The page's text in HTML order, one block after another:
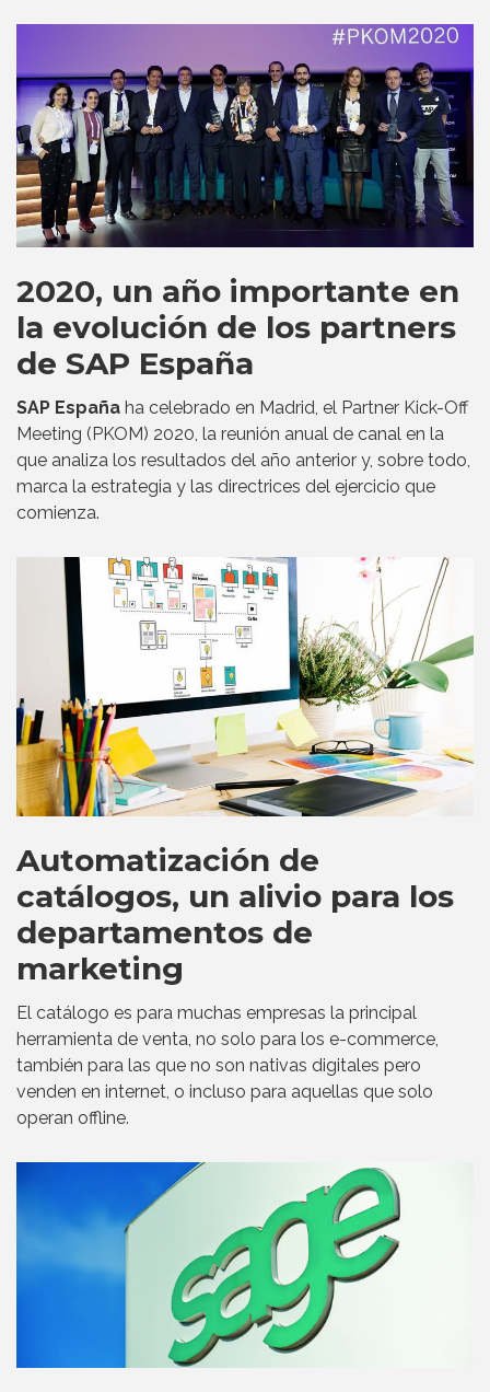
2020, un año importante en
la evolución de los partners
de SAP España
SAP España ha celebrado en Madrid, el Partner Kick-Off
Meeting (PKOM) 2020, la reunión anual de canal en la
que analiza los resultados del año anterior y, sobre todo,
marca la estrategia y las directrices del ejercicio que
comienza.
Automatización de
catálogos, un alivio para los
departamentos de
marketing
El catálogo es para muchas empresas la principal
herramienta de venta, no solo para los e-commerce,
también para las que no son nativas digitales pero
venden en internet, o incluso para aquellas que solo
operan offline.